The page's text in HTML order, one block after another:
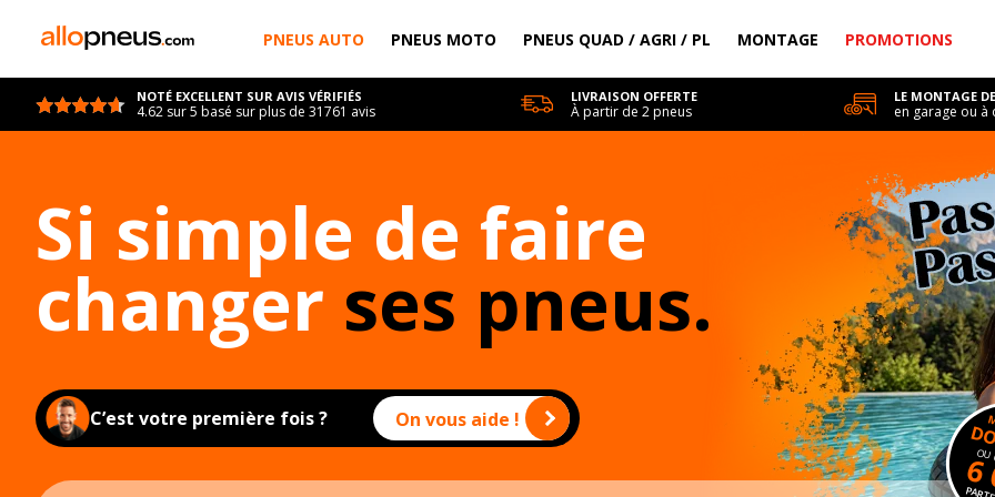
PNEUS AUTO PNEUS MOTO PNEUS QUAD / AGRI / PL MONTAGE PROMOTIONS
NOTÉ EXCELLENT SUR AVIS VÉRIFIÉS
4.62 sur 5 basé sur plus de 31761 avis
LIVRAISON OFFERTE
À partir de 2 pneus
LE MONTAGE
en garage ou à
Si simple de faire
changer ses pneus.
C’est votre première fois ? On vous aide !
6